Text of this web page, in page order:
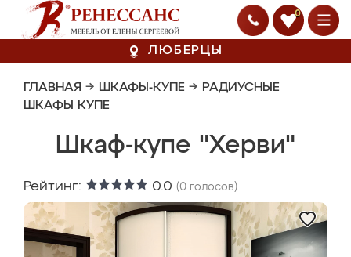
0
ЛЮБЕРЦЫ
ГЛАВНАЯ → ШКАФЫ-КУПЕ → РАДИУСНЫЕ
ШКАФЫ КУПЕ
Шкаф-купе "Херви"
Рейтинг: 0.0 (0 голосов)